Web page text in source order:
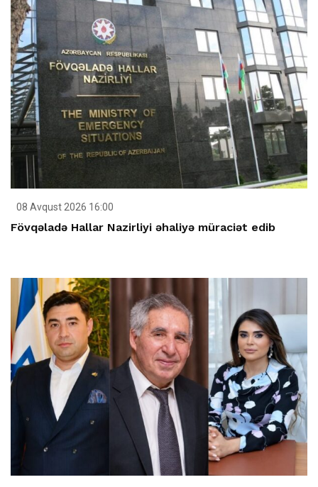
08 Avqust 2026 16:00
Fövqəladə Hallar Nazirliyi əhaliyə müraciət edib